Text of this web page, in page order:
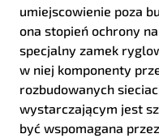
umiejscowienie poza
ona stopień ochrony
specjalny zamek
w niej komponenty
rozbudowanych
wystarczającym jest
być wspomagana